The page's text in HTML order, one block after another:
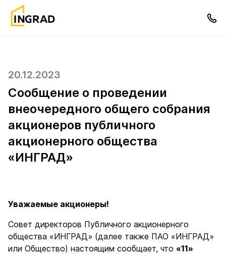
20.12.2023
Сообщение о проведении
внеочередного общего собрания
акционеров публичного
акционерного общества
«ИНГРАД»
Уважаемые акционеры!
Совет директоров Публичного акционерного
общества «ИНГРАД» (далее также ПАО «ИНГРАД»
или Общество) настоящим сообщает, что «11»